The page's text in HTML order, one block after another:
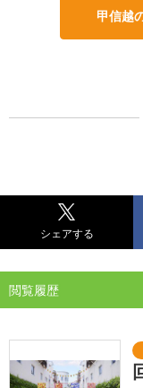
甲信越
シェアする
閲覧履歴